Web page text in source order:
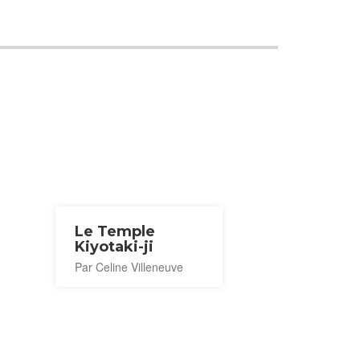
Le Temple
Kiyotaki-ji
Par Celine Villeneuve